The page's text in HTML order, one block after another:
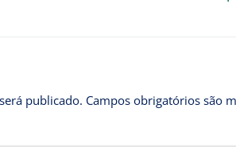
publicado. Campos obrigatórios são